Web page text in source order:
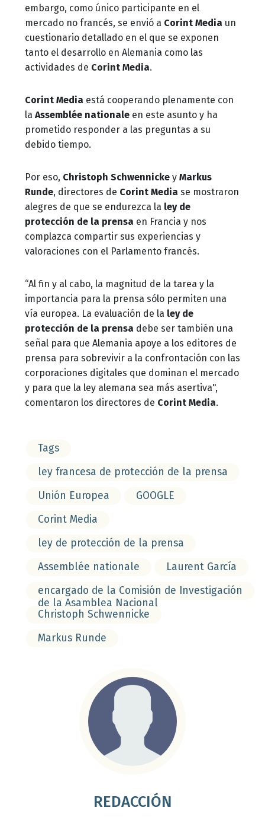
embargo, como único participante en el
mercado no francés, se envió a Corint Media un
cuestionario detallado en el que se exponen
tanto el desarrollo en Alemania como las
actividades de Corint Media.
Corint Media está cooperando plenamente con
la Assemblée nationale en este asunto y ha
prometido responder a las preguntas a su
debido tiempo.
Por eso, Christoph Schwennicke y Markus
Runde, directores de Corint Media se mostraron
alegres de que se endurezca la ley de
protección de la prensa en Francia y nos
complazca compartir sus experiencias y
valoraciones con el Parlamento francés.
“Al fin y al cabo, la magnitud de la tarea y la
importancia para la prensa sólo permiten una
vía europea. La evaluación de la ley de
protección de la prensa debe ser también una
señal para que Alemania apoye a los editores de
prensa para sobrevivir a la confrontación con las
corporaciones digitales que dominan el mercado
y para que la ley alemana sea más asertiva",
comentaron los directores de Corint Media.
Tags
ley francesa de protección de la prensa
Unión Europea
GOOGLE
Corint Media
ley de protección de la prensa
Assemblée nationale
Laurent García
encargado de la Comisión de Investigación
de la Asamblea Nacional
Christoph Schwennicke
Markus Runde
REDACCIÓN